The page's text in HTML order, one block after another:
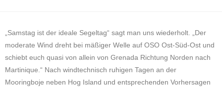
„Samstag ist der ideale Segeltag“ sagt man uns wiederholt. „Der
moderate Wind dreht bei mäßiger Welle auf OSO Ost-Süd-Ost und
schiebt euch quasi von allein von Grenada Richtung Norden nach
Martinique.“ Nach windtechnisch ruhigen Tagen an der
Mooringboje neben Hog Island und entsprechenden Vorhersagen